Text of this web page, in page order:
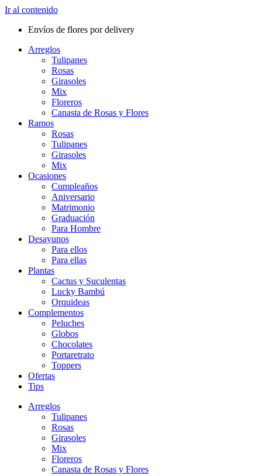
Ir al contenido
Envíos de flores por delivery
Arreglos
Tulipanes
Rosas
Girasoles
Mix
Floreros
Canasta de Rosas y Flores
Ramos
Rosas
Tulipanes
Girasoles
Mix
Ocasiones
Cumpleaños
Aniversario
Matrimonio
Graduación
Para Hombre
Desayunos
Para ellos
Para ellas
Plantas
Cactus y Suculentas
Lucky Bambú
Orquideas
Complementos
Peluches
Globos
Chocolates
Portaretrato
Toppers
Ofertas
Tips
Arreglos
Tulipanes
Rosas
Girasoles
Mix
Floreros
Canasta de Rosas y Flores